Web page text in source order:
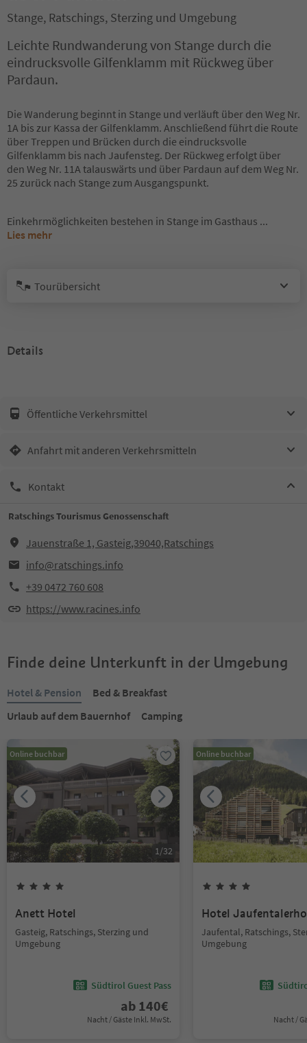
Stange, Ratschings, Sterzing und Umgebung
Leichte Rundwanderung von Stange durch die
eindrucksvolle Gilfenklamm mit Rückweg über
Pardaun.
Die Wanderung beginnt in Stange und verläuft über den Weg Nr.
1A bis zur Kassa der Gilfenklamm. Anschließend führt die Route
über Treppen und Brücken durch die eindrucksvolle
Gilfenklamm bis nach Jaufensteg. Der Rückweg erfolgt über
den Weg Nr. 11A talauswärts und über Pardaun auf dem Weg Nr.
25 zurück nach Stange zum Ausgangspunkt.
Einkehrmöglichkeiten bestehen in Stange im Gasthaus ...
Lies mehr
Tourübersicht
Details
Öffentliche Verkehrsmittel
Anfahrt mit anderen Verkehrsmitteln
Kontakt
Ratschings Tourismus Genossenschaft
Jauenstraße 1, Gasteig,39040,Ratschings
info@ratschings.info
+39 0472 760 608
https://www.racines.info
Finde deine Unterkunft in der Umgebung
Hotel & Pension
Bed & Breakfast
Urlaub auf dem Bauernhof
Camping
Online buchbar
1/32
Anett Hotel
Gasteig, Ratschings, Sterzing und
Umgebung
Südtirol Guest Pass
ab 140€
Nacht / Gäste Inkl. MwSt.
Online buchbar
Hotel
Jaufental, Ratschings,
Umgebung
Nacht /